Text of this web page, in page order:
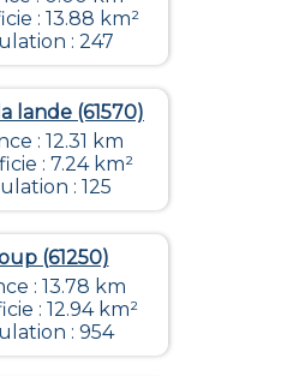
: 13.88 km²
: 247
lande (61570)
: 12.31 km
: 7.24 km²
: 125
(61250)
: 13.78 km
: 12.94 km²
: 954